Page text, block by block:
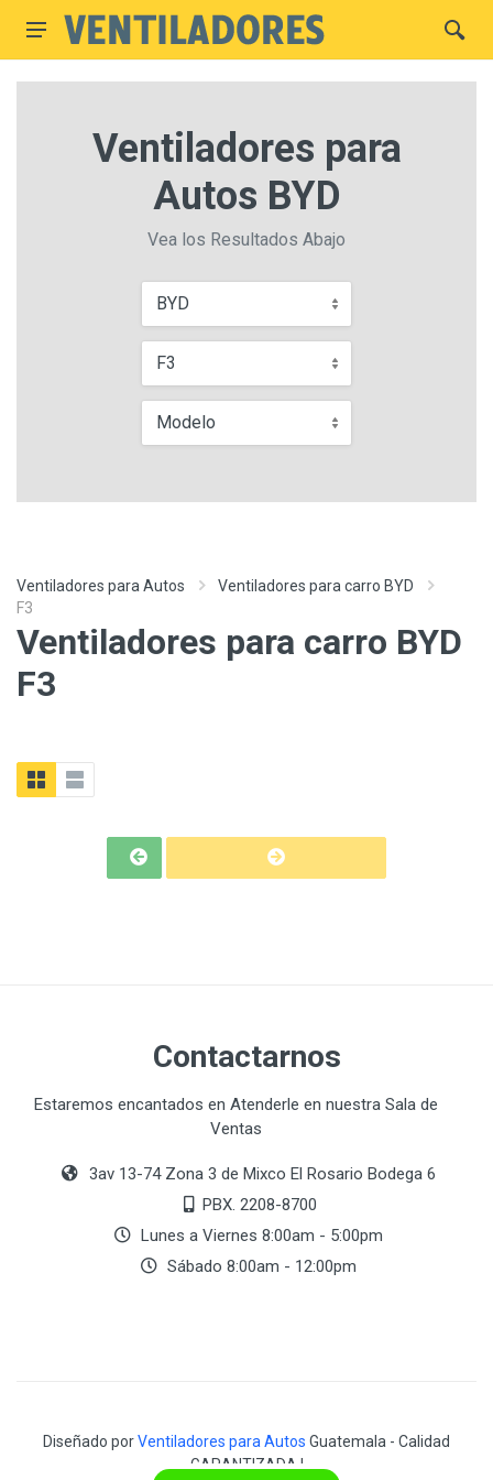
Ventiladores para
Autos BYD
Vea los Resultados Abajo
BYD
F3
Modelo
Ventiladores para Autos
Ventiladores para carro BYD
F3
Ventiladores para carro BYD
F3
Contactarnos
Estaremos encantados en Atenderle en nuestra Sala de
Ventas
3av 13-74 Zona 3 de Mixco El Rosario Bodega 6
PBX. 2208-8700
Lunes a Viernes 8:00am - 5:00pm
Sábado 8:00am - 12:00pm
Diseñado porVentiladores para Autos Guatemala - Calidad
GARANTIZADA !